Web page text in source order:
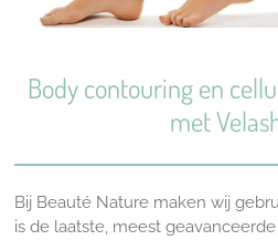
Body contouring en
met
Bij Beauté Naturemaken wij
is de laatste, meest